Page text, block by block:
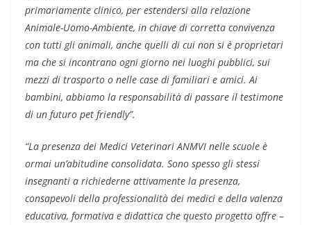
primariamente clinico, per estendersi alla relazione
Animale-Uomo-Ambiente, in chiave di corretta convivenza
con tutti gli animali, anche quelli di cui non si è proprietari
ma che si incontrano ogni giorno nei luoghi pubblici, sui
mezzi di trasporto o nelle case di familiari e amici. Ai
bambini, abbiamo la responsabilità di passare il testimone
di un futuro pet friendly”.
“La presenza dei Medici Veterinari ANMVI nelle scuole è
ormai un’abitudine consolidata. Sono spesso gli stessi
insegnanti a richiederne attivamente la presenza,
consapevoli della professionalità dei medici e della valenza
educativa, formativa e didattica che questo progetto offre –